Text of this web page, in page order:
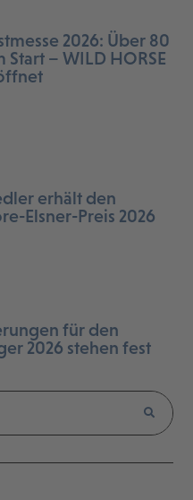
2026: Über 80
Start – WILD HORSE
erhält den
Elsner-Preis 2026
für den
2026 stehen fest